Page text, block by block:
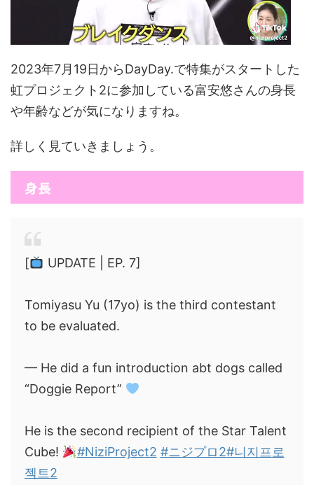
2023年7月19日からDayDay.で特集がスタートした
虹プロジェクト2に参加している富安悠さんの身長
や年齢などが気になりますね。
詳しく見ていきましょう。
身長
[ UPDATE | EP. 7]
Tomiyasu Yu (17yo) is the third contestant
to be evaluated.
— He did a fun introduction abt dogs called
“Doggie Report”
He is the second recipient of the Star Talent
Cube!
#NiziProject2 #ニジプロ2#니지프로
젝트2